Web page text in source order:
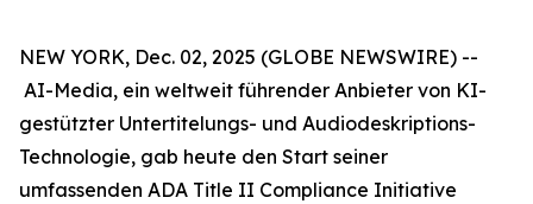
NEW YORK, Dec. 02, 2025 (GLOBE NEWSWIRE) --
AI-Media, ein weltweit führender Anbieter von KI-
gestützter Untertitelungs- und Audiodeskriptions-
Technologie, gab heute den Start seiner
umfassenden ADA Title II Compliance Initiative